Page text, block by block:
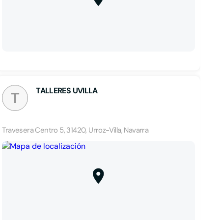
T TALLERES UVILLA
Travesera Centro 5, 31420, Urroz-Villa, Navarra